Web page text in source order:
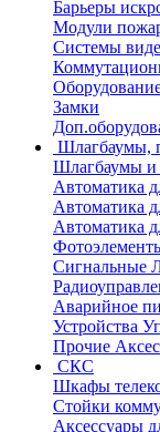
Барьеры
Модули
Системы
Замки
Шлагбаумы,
Шлагбаумы и
Автоматика
Автоматика
Автоматика
Сигнальные
Аварийное
Устройства
Прочие
СКС
Шкафы
Стойки
Аксессуары